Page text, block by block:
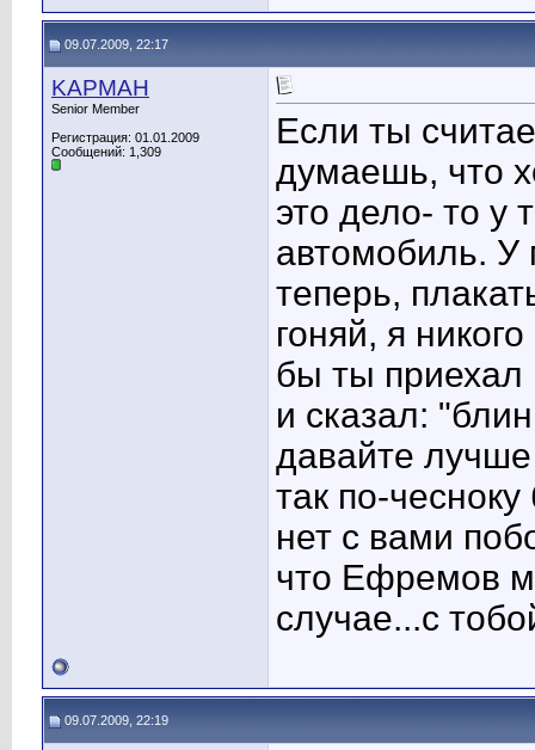
09.07.2009, 22:17
KAPMAH
Senior Member
Регистрация: 01.01.2009
Сообщений: 1,309
Если ты
думаешь, что
это дело- то у
автомобиль. У
теперь,
гоняй, я
бы ты приехал
и сказал:
давайте
так по-
нет с вами
что Ефремов
случае...с
09.07.2009, 22:19